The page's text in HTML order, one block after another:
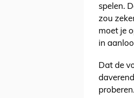
spelen.
zou
moet je
in
Dat de